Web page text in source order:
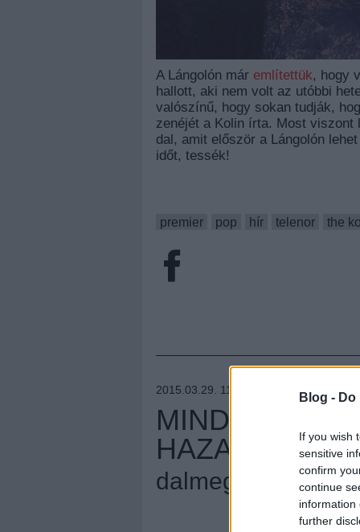
Blog -
If you wish
sensitive
confirm
continue
information
further
A Lángolón már említettük, hogy
hallott, aki nem volt az utóbbi
valószínű, hogy sokan tudják,
zenéjét a Kolin írta. Most
dal, amit először a Lángolón
időt, tessék!
premier
pop hír telenor the
2015.03.29. 11:11 – MAGYAR ÁDÁM
MINDIG ÉN
HAZAI
dalmegosztás